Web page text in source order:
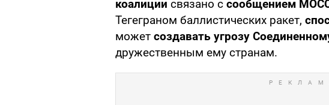
коалиции связано с сообщением
Тегеграном баллистических ракет,
может создавать угрозу
дружественным ему странам.